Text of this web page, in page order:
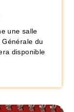
une salle
Générale du
disponible